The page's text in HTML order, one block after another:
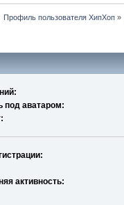
Профиль пользователя ХипХоп»
под аватаром:
активность: